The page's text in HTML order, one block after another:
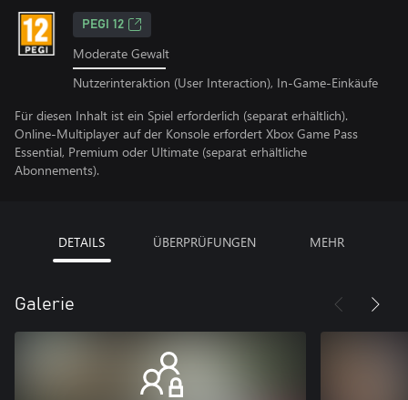
PEGI 12
Moderate Gewalt
Nutzerinteraktion (User Interaction), In-Game-Einkäufe
Für diesen Inhalt ist ein Spiel erforderlich (separat erhältlich).
Online-Multiplayer auf der Konsole erfordert Xbox Game Pass
Essential, Premium oder Ultimate (separat erhältliche
Abonnements).
DETAILS ÜBERPRÜFUNGEN MEHR
Galerie